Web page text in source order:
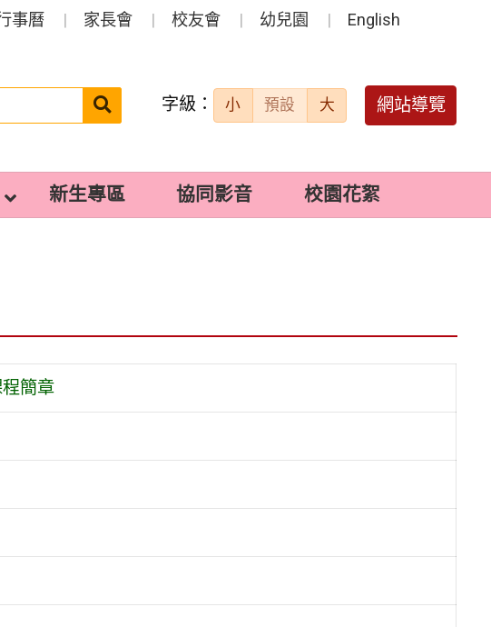
事曆 家長會 校友會 幼兒園 English
搜
送出 字級： 小 預設 大 網站導覽
新生專區 協同影音 校園花絮
簡章